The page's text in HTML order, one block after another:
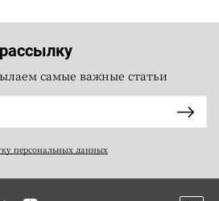
самые важные статьи
персональных данных